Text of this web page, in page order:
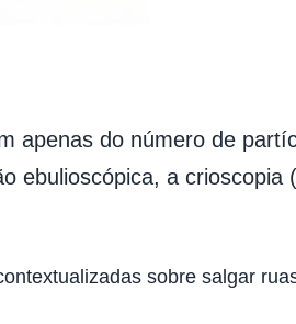
apenas do número de
ebulioscópica, a crioscopia
sobre salgar